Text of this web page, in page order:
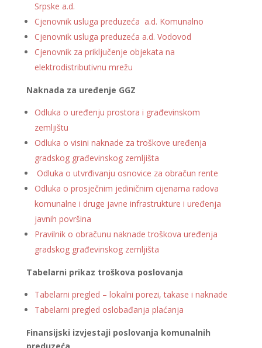
Srpske a.d.
Cjenovnik usluga preduzeća a.d. Komunalno
Cjenovnik usluga preduzeća a.d. Vodovod
Cjenovnik za priključenje objekata na
elektrodistributivnu mrežu
Naknada za uređenje GGZ
Odluka o uređenju prostora i građevinskom
zemljištu
Odluka o visini naknade za troškove uređenja
gradskog građevinskog zemljišta
Odluka o utvrđivanju osnovice za obračun rente
Odluka o prosječnim jediničnim cijenama radova
komunalne i druge javne infrastrukture i uređenja
javnih površina
Pravilnik o obračunu naknade troškova uređenja
gradskog građevinskog zemljišta
Tabelarni prikaz troškova poslovanja
Tabelarni pregled – lokalni porezi, takase i naknade
Tabelarni pregled oslobađanja plaćanja
Finansijski izvjestaji poslovanja komunalnih